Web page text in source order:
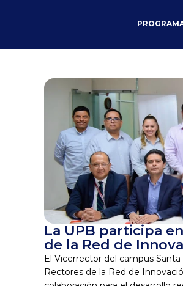
La UPB participa
de la Red de
El Vicerrector del campus
Rectores de la Red de